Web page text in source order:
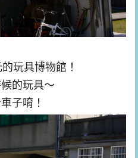
玩具博物館！
的玩具～
子唷！